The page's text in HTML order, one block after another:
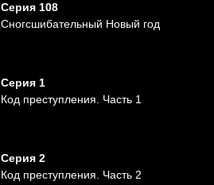
Серия 108
Сногсшибательный Новый год
Серия 1
Код преступления. Часть 1
Серия 2
Код преступления. Часть 2